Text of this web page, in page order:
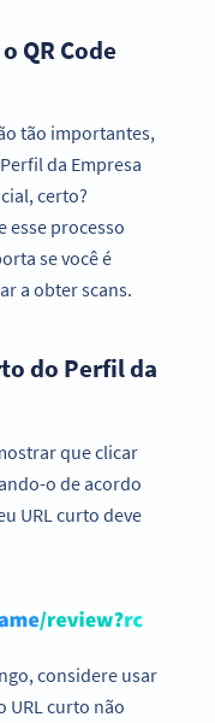
QR Code
tão importantes,
da Empresa
certo?
esse processo
se você é
a obter scans.
do Perfil da
que clicar
o de acordo
URL curto deve
considere usar
URL curto não